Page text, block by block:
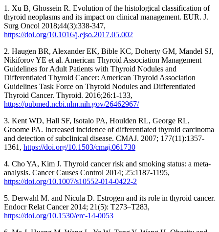
1. Xu B, Ghossein R. Evolution of the histological classification of
thyroid neoplasms and its impact on clinical management. EUR. J.
Surg Oncol 2018;44(3):338-347,
https://doi.org/10.1016/j.ejso.2017.05.002
2. Haugen BR, Alexander EK, Bible KC, Doherty GM, Mandel SJ,
Nikiforov YE et al. American Thyroid Association Management
Guidelines for Adult Patients with Thyroid Nodules and
Differentiated Thyroid Cancer: American Thyroid Association
Guidelines Task Force on Thyroid Nodules and Differentiated
Thyroid Cancer. Thyroid. 2016;26:1-133,
https://pubmed.ncbi.nlm.nih.gov/26462967/
3. Kent WD, Hall SF, Isotalo PA, Houlden RL, George RL,
Groome PA. Increased incidence of differentiated thyroid carcinoma
and detection of subclinical disease. CMAJ. 2007; 177(11):1357-
1361, https://doi.org/10.1503/cmaj.061730
4. Cho YA, Kim J. Thyroid cancer risk and smoking status: a meta-
analysis. Cancer Causes Control 2014; 25:1187-1195,
https://doi.org/10.1007/s10552-014-0422-2
5. Derwahl M. and Nicula D. Estrogen and its role in thyroid cancer.
Endocr Relat Cancer 2014; 21(5): T273–T283,
https://doi.org/10.1530/erc-14-0053